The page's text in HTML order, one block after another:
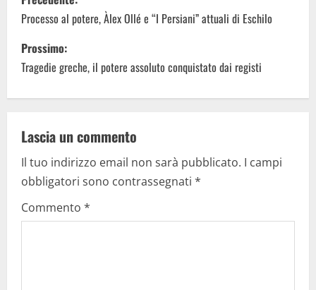
o
s
t
a
v
i
g
Processo al potere, Àlex Ollé e “I Persiani” attuali di Eschilo
Prossimo:
Tragedie greche, il potere assoluto conquistato dai registi
Lascia un commento
Il tuo indirizzo email non sarà pubblicato. I campi
obbligatori sono contrassegnati *
Commento *